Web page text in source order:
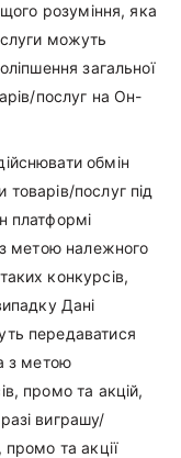
розуміння, яка
можуть
загальної
послуг на Он-
обмін
послуг під
платформі
метою належного
конкурсів,
Дані
передаватися
з метою
промо та акцій,
виграшу/
та акції